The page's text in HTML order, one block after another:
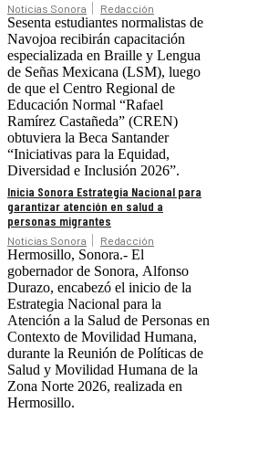
Noticias Sonora Redacción
Sesenta estudiantes normalistas de
Navojoa recibirán capacitación
especializada en Braille y Lengua
de Señas Mexicana (LSM), luego
de que el Centro Regional de
Educación Normal “Rafael
Ramírez Castañeda” (CREN)
obtuviera la Beca Santander
“Iniciativas para la Equidad,
Diversidad e Inclusión 2026”.
Inicia Sonora Estrategia Nacional para
garantizar atención en salud a
personas migrantes
Noticias Sonora Redacción
Hermosillo, Sonora.- El
gobernador de Sonora, Alfonso
Durazo, encabezó el inicio de la
Estrategia Nacional para la
Atención a la Salud de Personas en
Contexto de Movilidad Humana,
durante la Reunión de Políticas de
Salud y Movilidad Humana de la
Zona Norte 2026, realizada en
Hermosillo.